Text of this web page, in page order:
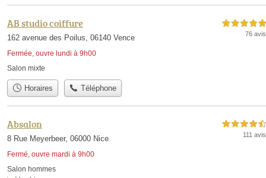
AB studio coiffure
162 avenue des Poilus, 06140 Vence
Fermée, ouvre lundi à 9h00
5,0 étoiles sur 5
76 avis
Salon mixte
Horaires Téléphone
Absalon
8 Rue Meyerbeer, 06000 Nice
Fermé, ouvre mardi à 9h00
4,5 étoiles sur 5
111 avis
Salon hommes